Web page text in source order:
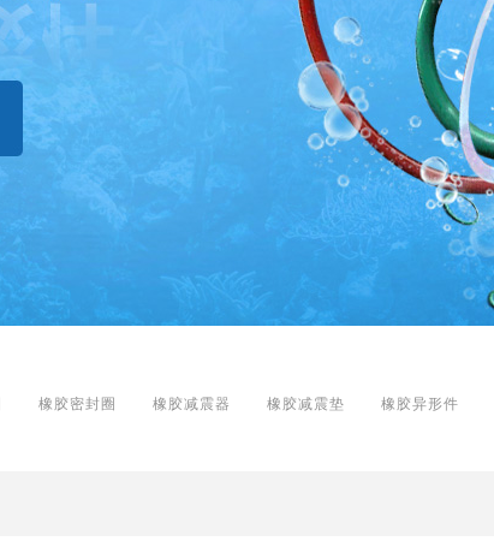
橡胶密封圈 橡胶减震器 橡胶减震垫 橡胶异形件